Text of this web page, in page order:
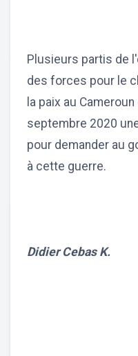
Plusieurs partis de
des forces pour le
la paix au
septembre 2020
pour demander au
à cette guerre.
Didier Cebas K.